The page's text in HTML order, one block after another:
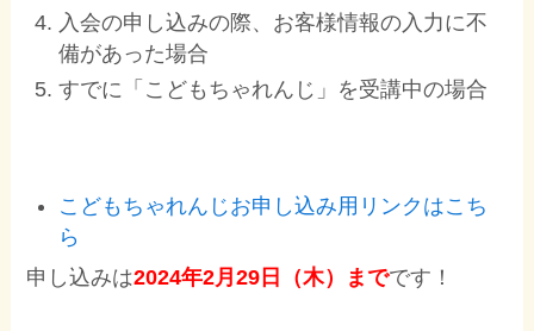
入会の申し込みの際、お客様情報の入力に不
備があった場合
すでに「こどもちゃれんじ」を受講中の場合
こどもちゃれんじお申し込み用リンクはこち
ら
申し込みは2024年2月29日（木）までです！